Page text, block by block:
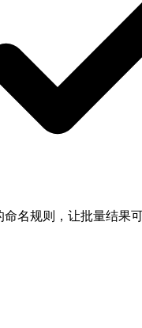
命名规则，让批量结果